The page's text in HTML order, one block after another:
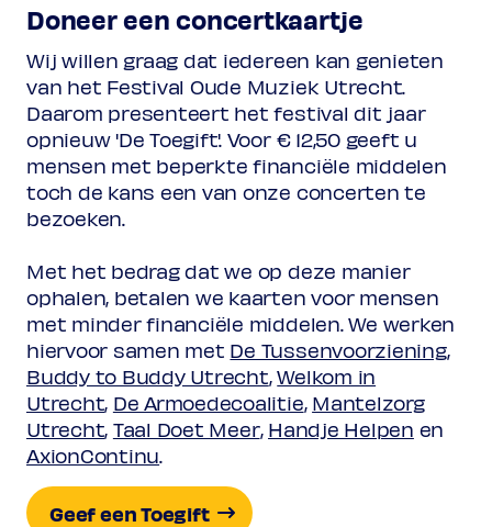
Doneer een concertkaartje
Wij willen graag dat iedereen kan genieten
van het Festival Oude Muziek Utrecht.
Daarom presenteert het festival dit jaar
opnieuw 'De Toegift'. Voor € 12,50 geeft u
mensen met beperkte financiële middelen
toch de kans een van onze concerten te
bezoeken.
Met het bedrag dat we op deze manier
ophalen, betalen we kaarten voor mensen
met minder financiële middelen. We werken
hiervoor samen met De Tussenvoorziening,
Buddy to Buddy Utrecht,Welkom in
Utrecht, De Armoedecoalitie, Mantelzorg
Utrecht, Taal Doet Meer, Handje Helpen en
AxionContinu.
Geef een Toegift